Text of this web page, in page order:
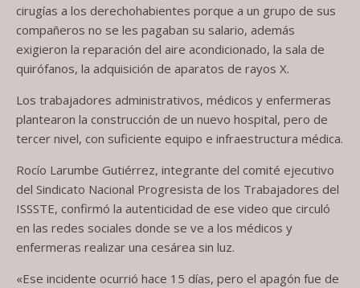
cirugías a los derechohabientes porque a un grupo de sus
compañeros no se les pagaban su salario, además
exigieron la reparación del aire acondicionado, la sala de
quirófanos, la adquisición de aparatos de rayos X.
Los trabajadores administrativos, médicos y enfermeras
plantearon la construcción de un nuevo hospital, pero de
tercer nivel, con suficiente equipo e infraestructura médica.
Rocío Larumbe Gutiérrez, integrante del comité ejecutivo
del Sindicato Nacional Progresista de los Trabajadores del
ISSSTE, confirmó la autenticidad de ese video que circuló
en las redes sociales donde se ve a los médicos y
enfermeras realizar una cesárea sin luz.
«Ese incidente ocurrió hace 15 días, pero el apagón fue de